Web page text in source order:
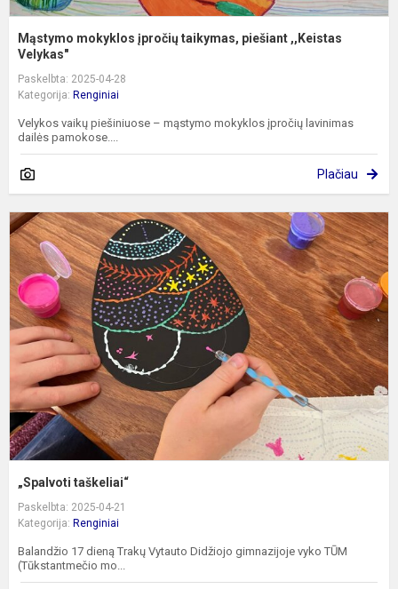
Mąstymo mokyklos įpročių taikymas, piešiant ,,Keistas
Velykas"
Paskelbta: 2025-04-28
Kategorija: Renginiai
Velykos vaikų piešiniuose – mąstymo mokyklos įpročių lavinimas
dailės pamokose....
Plačiau
„Spalvoti taškeliai“
Paskelbta: 2025-04-21
Kategorija: Renginiai
Balandžio 17 dieną Trakų Vytauto Didžiojo gimnazijoje vyko TŪM
(Tūkstantmečio mo...